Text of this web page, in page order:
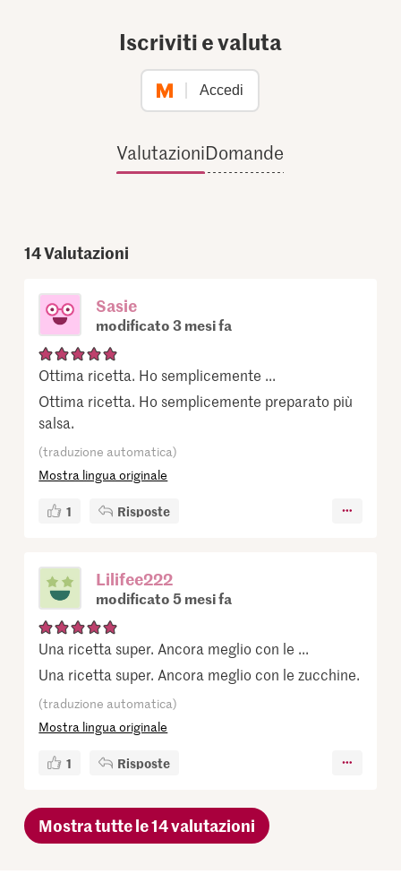
Iscriviti e valuta
Accedi
ValutazioniDomande
14Valutazioni
Sasie
modificato 3 mesi fa
Ottima ricetta. Ho semplicemente ...
Ottima ricetta. Ho semplicemente preparato più
salsa.
(traduzione automatica)
Mostra lingua originale
1 Risposte
Lilifee222
modificato 5 mesi fa
Una ricetta super. Ancora meglio con le ...
Una ricetta super. Ancora meglio con le zucchine.
(traduzione automatica)
Mostra lingua originale
1 Risposte
Mostra tutte le 14 valutazioni